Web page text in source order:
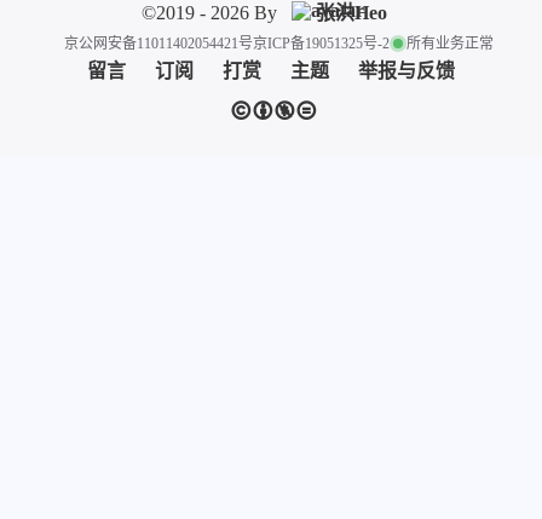
©2019 - 2026 By 张洪Heo
京公网安备11011402054421号京ICP备19051325号-2 所有业务正常
留言 订阅 打赏 主题 举报与反馈